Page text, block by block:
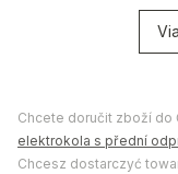
Chcete doručit zboží do
elektrokola s přední
Chcesz dostarczyć